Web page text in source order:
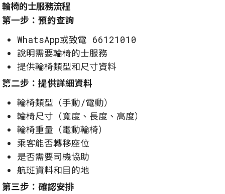
輪椅的士服務流程
第一步：預約查詢
WhatsApp或致電 66121010
說明需要輪椅的士服務
提供輪椅類型和尺寸資料
第二步：提供詳細資料
輪椅類型（手動/電動）
輪椅尺寸（寬度、長度、高度）
輪椅重量（電動輪椅）
乘客能否轉移座位
是否需要司機協助
航班資料和目的地
第三步：確認安排